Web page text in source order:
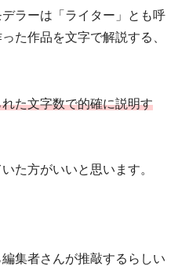
ラーは「ライター」とも呼
た作品を文字で解説する、
た文字数で的確に説明す
た方がいいと思います。
集者さんが推敲するらしい